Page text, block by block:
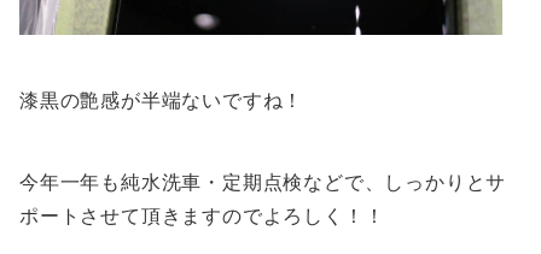
漆黒の艶感が半端ないですね！
今年一年も純水洗車・定期点検などで、しっかりとサ
ポートさせて頂きますのでよろしく！！